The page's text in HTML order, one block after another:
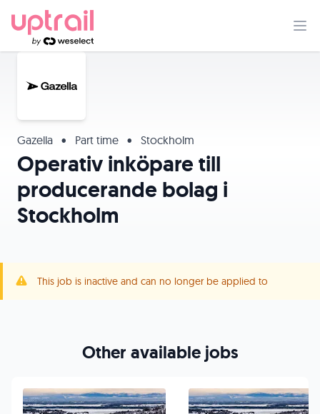
Gazella • Part time • Stockholm
Operativ inköpare till
producerande bolag i
Stockholm
This job is inactive and can no longer be applied to
Other available jobs